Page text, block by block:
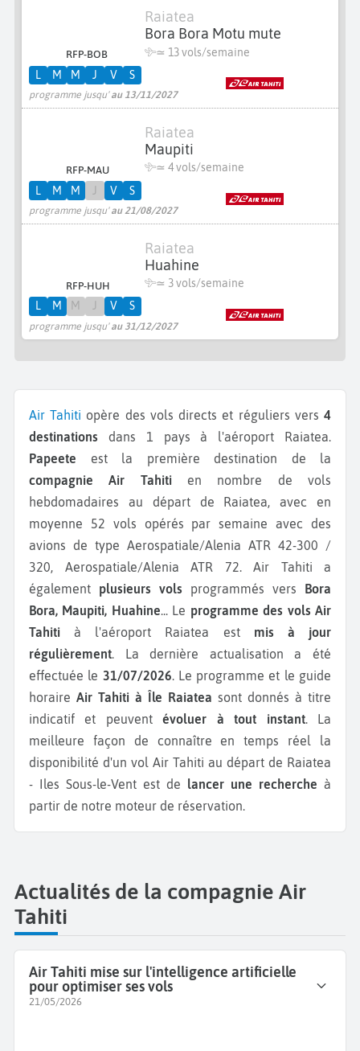
RFP-BOB
Raiatea
Bora Bora Motu mute
≃ 13 vols/semaine
programme jusqu'au 13/11/2027
L M M J V S
RFP-MAU
Raiatea
Maupiti
≃ 4 vols/semaine
programme jusqu'au 21/08/2027
L M M J V S
RFP-HUH
Raiatea
Huahine
≃ 3 vols/semaine
programme jusqu'au 31/12/2027
L M M J V S
Air Tahiti opère des vols directs et réguliers vers4
destinations dans 1 pays à l'aéroport Raiatea.
Papeete est la première destination de la
compagnie Air Tahitien nombre de vols
hebdomadaires au départ de Raiatea, avec en
moyenne 52 vols opérés par semaine avec des
avions de type Aerospatiale/Alenia ATR 42-300 /
320, Aerospatiale/Alenia ATR 72. Air Tahiti a
également plusieurs vols programmés vers Bora
Bora, Maupiti, Huahine... Le programme des vols Air
Tahiti à l'aéroport Raiatea est mis à jour
régulièrement. La dernière actualisation a été
effectuée le 31/07/2026. Le programme et le guide
horaire Air Tahiti à Île Raiatea sont donnés à titre
indicatif et peuventévoluer à tout instant. La
meilleure façon de connaître en temps réel la
disponibilité d'un vol Air Tahiti au départ de Raiatea
- Iles Sous-le-Vent est de lancer une recherche à
partir de notre moteur de réservation.
Actualités de la compagnie Air
Tahiti
Air Tahiti mise sur l'intelligence artificielle
pour optimiser ses vols
21/05/2026